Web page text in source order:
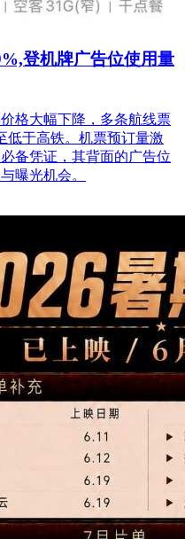
登机牌广告位使用量
格大幅下降，多条航线票
低于高铁。机票预订量激
备凭证，其背面的广告位
曝光机会。